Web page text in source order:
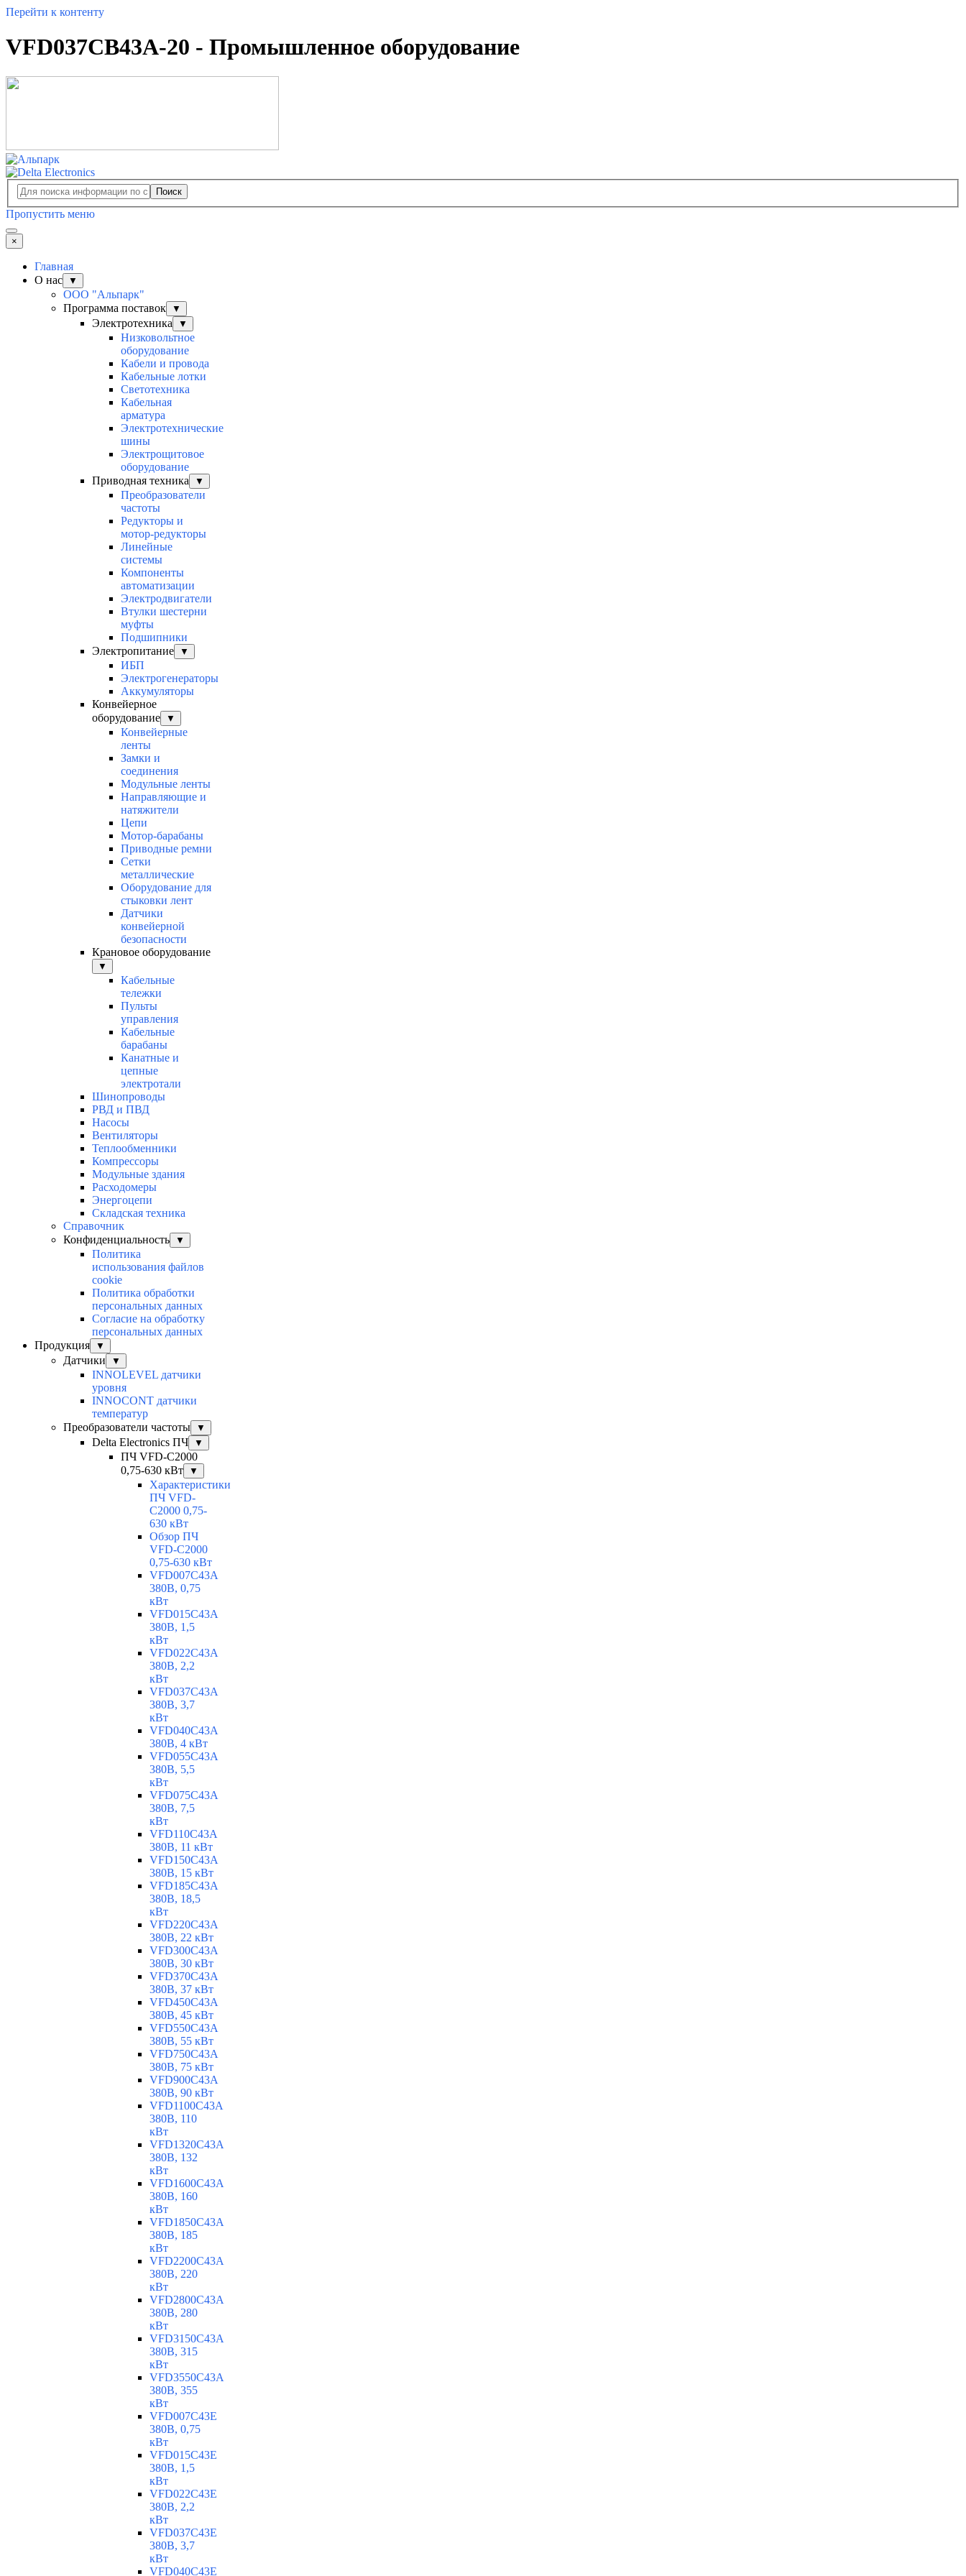
Перейти к контенту
VFD037CB43A-20 - Промышленное оборудование
Поиск
Пропустить меню
×
Главная
О нас
▼
ООО "Альпарк"
Программа поставок
▼
Электротехника ▼
Низковольтное
оборудование
Кабели и провода
Кабельные лотки
Светотехника
Кабельная
арматура
Электротехнические
шины
Электрощитовое
оборудование
Приводная техника
▼
Преобразователи
частоты
Редукторы и
мотор-редукторы
Линейные
системы
Компоненты
автоматизации
Электродвигатели
Втулки шестерни
муфты
Подшипники
Электропитание
▼
ИБП
Электрогенераторы
Аккумуляторы
Конвейерное
оборудование
▼
Конвейерные
ленты
Замки и
соединения
Модульные ленты
Направляющие и
натяжители
Цепи
Мотор-барабаны
Приводные ремни
Сетки
металлические
Оборудование для
стыковки лент
Датчики
конвейерной
безопасности
Крановое оборудование
▼
Кабельные
тележки
Пульты
управления
Кабельные
барабаны
Канатные и
цепные
электротали
Шинопроводы
РВД и ПВД
Насосы
Вентиляторы
Теплообменники
Компрессоры
Модульные здания
Расходомеры
Энергоцепи
Складская техника
Справочник
Конфиденциальность
▼
Политика
использования файлов
cookie
Политика обработки
персональных данных
Согласие на обработку
персональных данных
Продукция
▼
Датчики ▼
INNOLEVEL датчики
уровня
INNOCONT датчики
температур
Преобразователи частоты
▼
Delta Electronics ПЧ ▼
ПЧ VFD-C2000
0,75-630 кВт
▼
Характеристики
ПЧ VFD-
C2000 0,75-
630 кВт
Обзор ПЧ
VFD-C2000
0,75-630 кВт
VFD007C43A
380В, 0,75
кВт
VFD015C43A
380В, 1,5
кВт
VFD022C43A
380В, 2,2
кВт
VFD037C43A
380В, 3,7
кВт
VFD040C43A
380В, 4 кВт
VFD055C43A
380В, 5,5
кВт
VFD075C43A
380В, 7,5
кВт
VFD110C43A
380В, 11 кВт
VFD150C43A
380В, 15 кВт
VFD185C43A
380В, 18,5
кВт
VFD220C43A
380В, 22 кВт
VFD300C43A
380В, 30 кВт
VFD370C43A
380В, 37 кВт
VFD450C43A
380В, 45 кВт
VFD550C43A
380В, 55 кВт
VFD750C43A
380В, 75 кВт
VFD900C43A
380В, 90 кВт
VFD1100C43A
380В, 110
кВт
VFD1320C43A
380В, 132
кВт
VFD1600C43A
380В, 160
кВт
VFD1850C43A
380В, 185
кВт
VFD2200C43A
380В, 220
кВт
VFD2800C43A
380В, 280
кВт
VFD3150C43A
380В, 315
кВт
VFD3550C43A
380В, 355
кВт
VFD007C43E
380В, 0,75
кВт
VFD015C43E
380В, 1,5
кВт
VFD022C43E
380В, 2,2
кВт
VFD037C43E
380В, 3,7
кВт
VFD040C43E